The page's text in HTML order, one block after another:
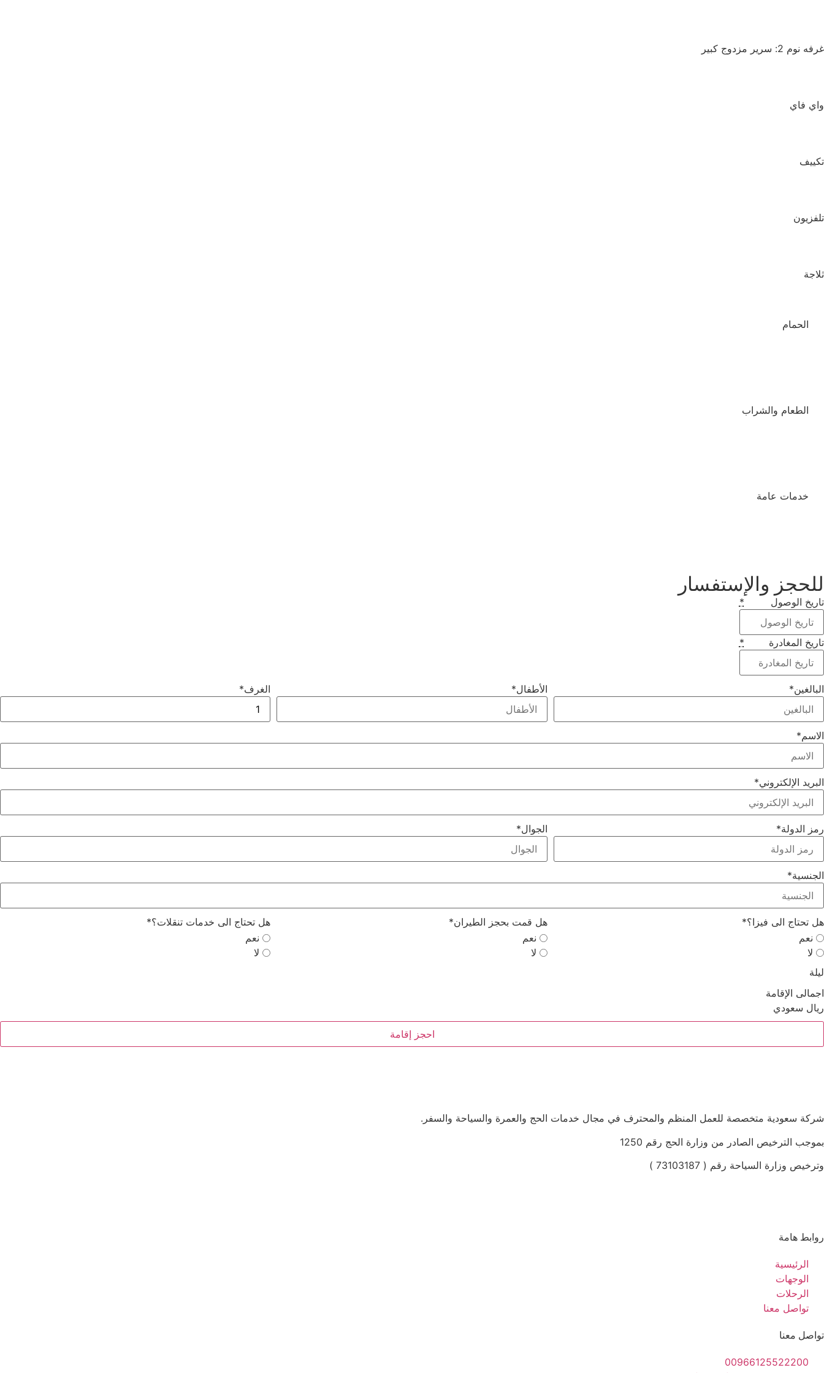
غرفه نوم 2: سرير مزدوج كبير
واي فاي
تكييف
تلفزيون
ثلاجة
الحمام
الطعام والشراب
خدمات عامة
للحجز والإستفسار
تاريخ الوصول *
تاريخ المغادرة *
البالغين* الأطفال* الغرف*
الاسم*
البريد الإلكتروني*
رمز الدولة* الجوال*
الجنسية*
هل تحتاج الى فيزا؟*
نعم
لا
هل قمت بحجز الطيران*
نعم
لا
هل تحتاج الى خدمات تنقلات؟*
نعم
لا
ليلة
اجمالى الإقامة
ريال سعودي
احجز إقامة
شركة سعودية متخصصة للعمل المنظم والمحترف في مجال خدمات الحج والعمرة والسياحة والسفر.
بموجب الترخيص الصادر من وزارة الحج رقم 1250
وترخيص وزارة السياحة رقم ( 73103187 )
روابط هامة
الرئيسية
الوجهات
الرحلات
تواصل معنا
تواصل معنا
00966125522200